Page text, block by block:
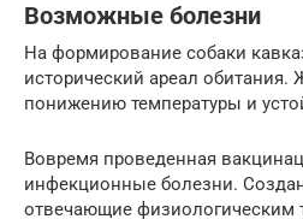
Возможные болезни
На формирование собаки
исторический ареал
понижению температуры и
Вовремя проведенная
инфекционные болезни.
отвечающие физиологическим